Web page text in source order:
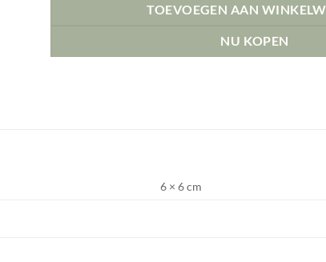
TOEVOEGEN AAN
NU KOPEN
6 × 6 cm